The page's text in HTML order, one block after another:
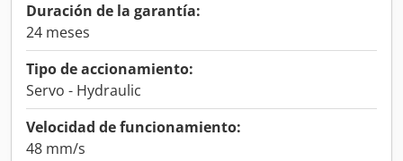
Duración de la garantía:
24 meses
Tipo de accionamiento:
Servo - Hydraulic
Velocidad de funcionamiento:
48 mm/s